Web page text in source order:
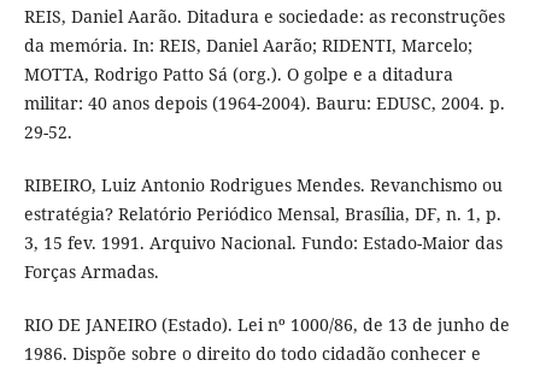
REIS, Daniel Aarão. Ditadura e sociedade: as reconstruções
da memória. In: REIS, Daniel Aarão; RIDENTI, Marcelo;
MOTTA, Rodrigo Patto Sá (org.). O golpe e a ditadura
militar: 40 anos depois (1964-2004). Bauru: EDUSC, 2004. p.
29-52.
RIBEIRO, Luiz Antonio Rodrigues Mendes. Revanchismo ou
estratégia? Relatório Periódico Mensal, Brasília, DF, n. 1, p.
3, 15 fev. 1991. Arquivo Nacional. Fundo: Estado-Maior das
Forças Armadas.
RIO DE JANEIRO (Estado). Lei nº 1000/86, de 13 de junho de
1986. Dispõe sobre o direito do todo cidadão conhecer e